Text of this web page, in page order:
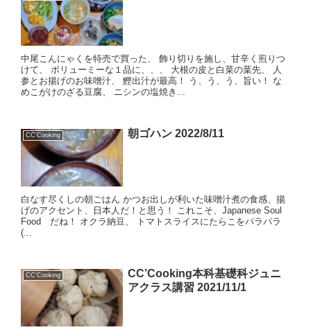
中尾こんにゃくを特売で買った、 飾り切りを施し、甘辛く煎りつ
けて、 ボリューミーな１品に、、、 大根の皮と白菜の葉先、 人
参とお揚げのお味噌汁、 鰹出汁が最高！ う、う、う、旨い！ な
めこがけのざる豆腐、 ニシンの塩焼き...
CC'Cooking 朝ゴハン 2022/8/11
白なす尽くしの朝ごはん かつお出しが利いた味噌汁煮の食感、揚
げのアクセント、日本人だ！と思う！ これこそ、Japanese Soul
Food だね！ オクラ納豆、 トマトスライスにたらこをパラパラ
(...
CC'Cooking
CC’Cooking本科基礎科ジュニ
アクラス講習 2021/11/1